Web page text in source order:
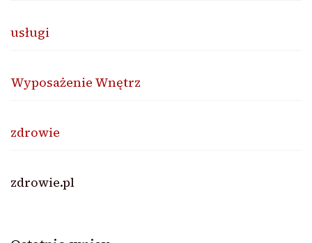
usługi
Wyposażenie Wnętrz
zdrowie
zdrowie.pl